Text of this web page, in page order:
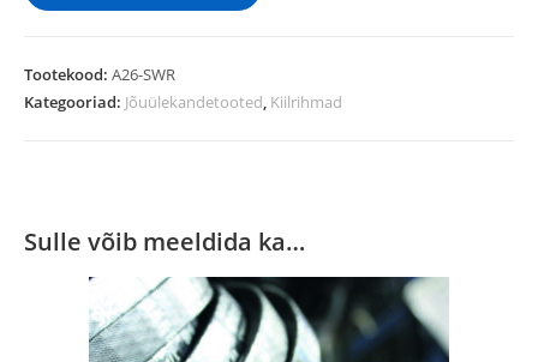
Tootekood: A26-SWR
Kategooriad: Jõuülekandetooted, Kiilrihmad
Sulle võib meeldida ka…